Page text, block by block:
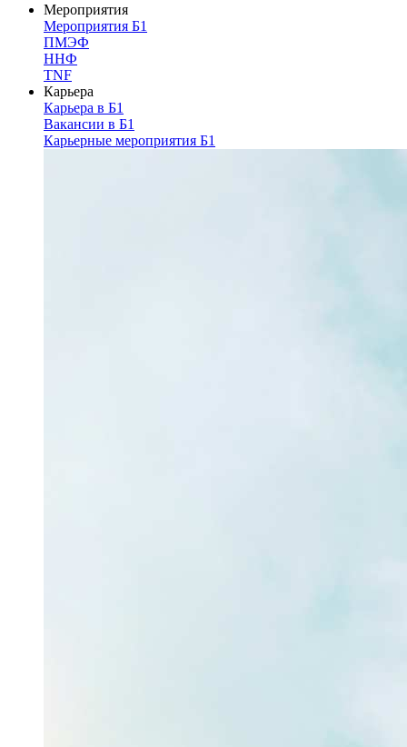
Мероприятия
Мероприятия Б1
ПМЭФ
ННФ
TNF
Карьера
Карьера в Б1
Вакансии в Б1
Карьерные мероприятия Б1